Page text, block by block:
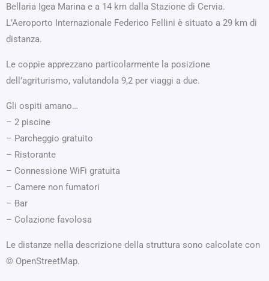
Bellaria Igea Marina e a 14 km dalla Stazione di Cervia.
L’Aeroporto Internazionale Federico Fellini è situato a 29 km di
distanza.
Le coppie apprezzano particolarmente la posizione
dell’agriturismo, valutandola 9,2 per viaggi a due.
Gli ospiti amano…
– 2 piscine
– Parcheggio gratuito
– Ristorante
– Connessione WiFi gratuita
– Camere non fumatori
– Bar
– Colazione favolosa
Le distanze nella descrizione della struttura sono calcolate con
© OpenStreetMap.